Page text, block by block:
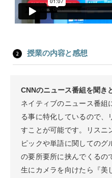
授業の内容と感想
CNNのニュース番組を聞き
ネイティブのニュース番組
る事に特化しているので、
すことが可能です。リスニ
ピックや単語に関してのグ
の要所要所に挟んでくるの
生にカメラを向けたら『美